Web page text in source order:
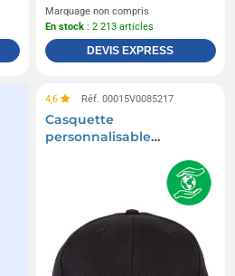
Marquage non compris
En stock : 2 213 articles
DEVIS EXPRESS
4,6 Réf. 00015V0085217
Casquette
personnalisable